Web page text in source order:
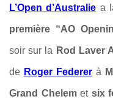
L’Open d’Australie a
première “AO
soir sur la Rod Laver
de Roger Federerà
Grand Chelemet six